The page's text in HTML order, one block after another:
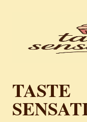
TASTE